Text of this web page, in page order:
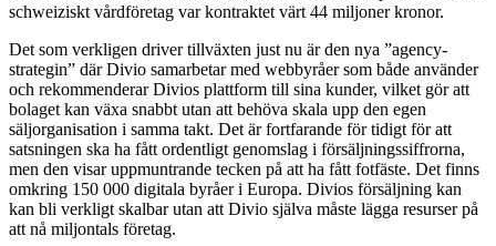
schweiziskt vårdföretag var kontraktet värt 44 miljoner kronor.
Det som verkligen driver tillväxten just nu är den nya ”agency-
strategin” där Divio samarbetar med webbyråer som både använder
och rekommenderar Divios plattform till sina kunder, vilket gör att
bolaget kan växa snabbt utan att behöva skala upp den egen
säljorganisation i samma takt. Det är fortfarande för tidigt för att
satsningen ska ha fått ordentligt genomslag i försäljningssiffrorna,
men den visar uppmuntrande tecken på att ha fått fotfäste. Det finns
omkring 150 000 digitala byråer i Europa. Divios försäljning kan
kan bli verkligt skalbar utan att Divio själva måste lägga resurser på
att nå miljontals företag.